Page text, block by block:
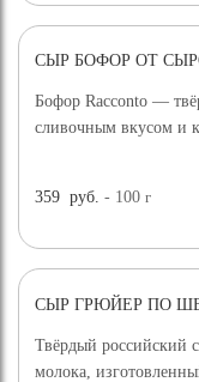
СЫР БОФОР ОТ
Бофор Racconto —
сливочным вкусом и
359 руб. - 100г
ХИТ ПРОДАЖ
СЫР ГРЮЙЕР ПО
Твёрдый российский
молока,